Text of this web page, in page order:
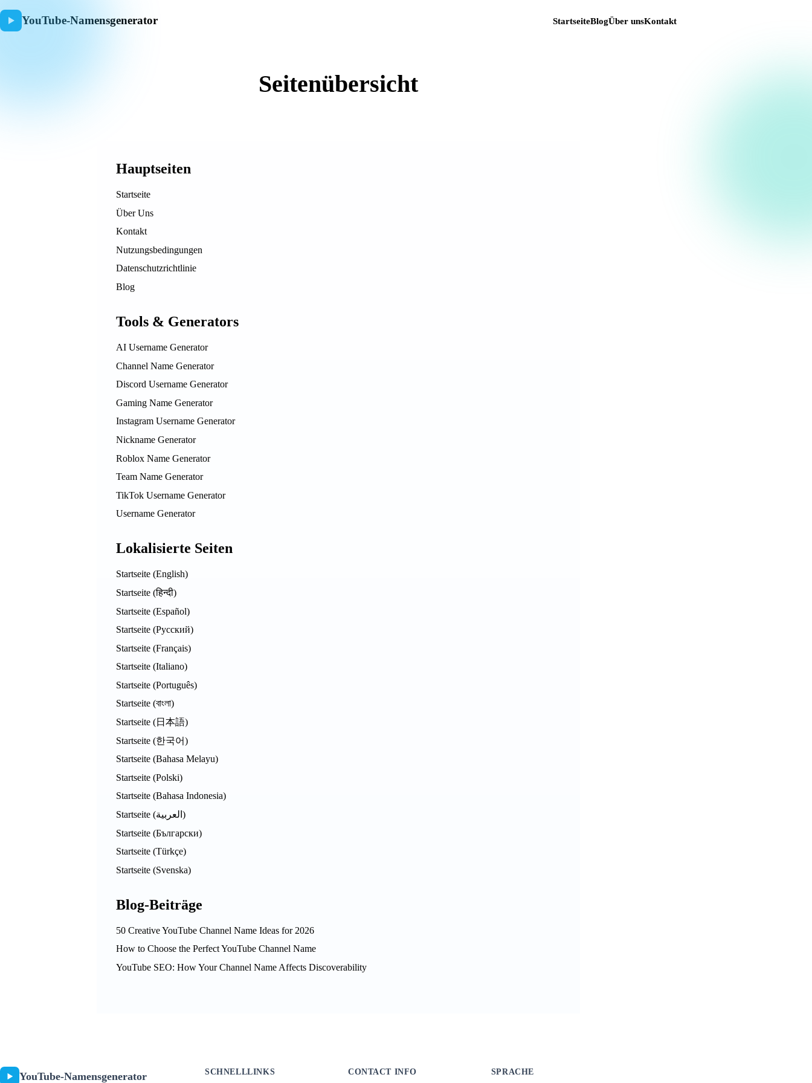
YouTube-Namensgenerator StartseiteBlogÜber unsKontakt
Seitenübersicht
Hauptseiten
Startseite
Über Uns
Kontakt
Nutzungsbedingungen
Datenschutzrichtlinie
Blog
Tools & Generators
AI Username Generator
Channel Name Generator
Discord Username Generator
Gaming Name Generator
Instagram Username Generator
Nickname Generator
Roblox Name Generator
Team Name Generator
TikTok Username Generator
Username Generator
Lokalisierte Seiten
Startseite (English)
Startseite (हिन्दी)
Startseite (Español)
Startseite (Русский)
Startseite (Français)
Startseite (Italiano)
Startseite (Português)
Startseite (বাংলা)
Startseite (日本語)
Startseite (한국어)
Startseite (Bahasa Melayu)
Startseite (Polski)
Startseite (Bahasa Indonesia)
Startseite (العربية)
Startseite (Български)
Startseite (Türkçe)
Startseite (Svenska)
Blog-Beiträge
50 Creative YouTube Channel Name Ideas for 2026
How to Choose the Perfect YouTube Channel Name
YouTube SEO: How Your Channel Name Affects Discoverability
YouTube-Namensgenerator SCHNELLLINKS CONTACT INFO SPRACHE